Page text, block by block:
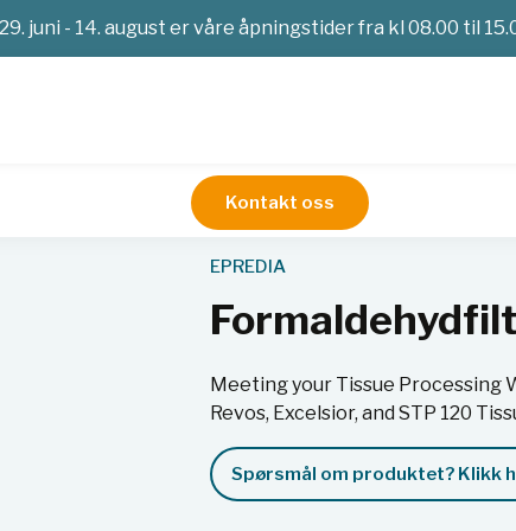
29. juni - 14. august er våre åpningstider fra kl 08.00 til
Kontakt oss
Formaldehydfilter (Pot. Permang), 6 stk
EPREDIA
Meeting your Tissue Processing
Revos, Excelsior, and STP 120
Spørsmål om produktet? Klikk